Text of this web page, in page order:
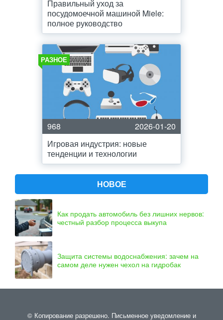
Правильный уход за
посудомоечной машиной Miele:
полное руководство
РАЗНОЕ
968
2026-01-20
Игровая индустрия: новые
тенденции и технологии
НОВОЕ
Как продать автомобиль без лишних нервов:
честный разбор процесса выкупа
Защита системы водоснабжения: зачем на
самом деле нужен чехол на гидробак
© Копирование разрешено. Письменное уведомление и